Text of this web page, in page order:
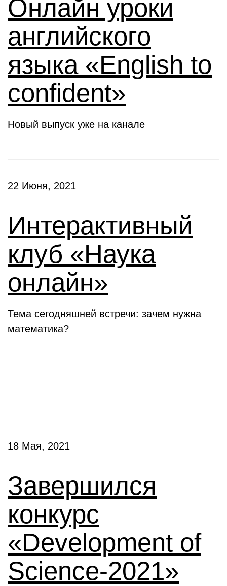
Онлайн уроки
английского
языка «English to
confident»
Новый выпуск уже на канале
22 Июня, 2021
Интерактивный
клуб «Наука
онлайн»
Тема сегодняшней встречи: зачем нужна
математика?
18 Мая, 2021
Завершился
конкурс
«Development of
Science-2021»